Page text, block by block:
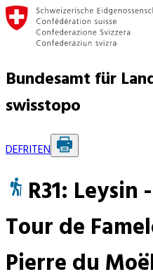
Bundesamt für
swisstopo
DEFRITEN
R31: Leysin
Tour de
Pierre du